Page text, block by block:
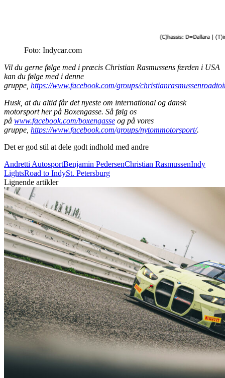
Foto: Indycar.com
Vil du gerne følge med i præcis Christian Rasmussens færden i USA
kan du følge med i denne
gruppe, https://www.facebook.com/groups/
Husk, at du altid får det nyeste om international og dansk
motorsport her på Boxengasse. Så følg os
på www.facebook.com/boxengasse og på vores
gruppe, https://www.facebook.com/groups/nytommotorsport/.
Det er god stil at dele godt indhold med andre
Andretti AutosportBenjamin PedersenChristian RasmussenIndy
LightsRoad to IndySt. Petersburg
Lignende artikler